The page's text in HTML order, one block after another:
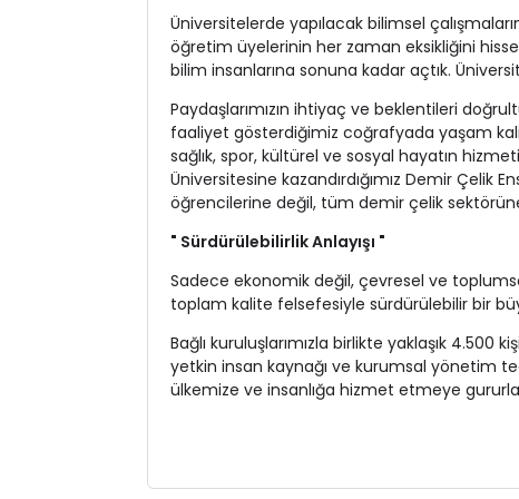
Üniversitelerde yapılacak bilimsel
öğretim üyelerinin her zaman eksikliğini
bilim insanlarına sonuna kadar açtık.
Paydaşlarımızın ihtiyaç ve beklentileri
faaliyet gösterdiğimiz coğrafyada yaşam
sağlık, spor, kültürel ve sosyal hayatın
Üniversitesine kazandırdığımız Demir Çelik
öğrencilerine değil, tüm demir çelik
" Sürdürülebilirlik Anlayışı "
Sadece ekonomik değil, çevresel ve
toplam kalite felsefesiyle sürdürülebilir bir
Bağlı kuruluşlarımızla birlikte yaklaşık
yetkin insan kaynağı ve kurumsal yönetim
ülkemize ve insanlığa hizmet etmeye